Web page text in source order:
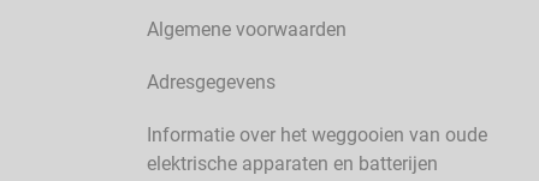
Algemene voorwaarden
Adresgegevens
Informatie over het weggooien van oude
elektrische apparaten en batterijen